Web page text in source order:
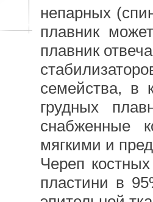
непарных
плавник
плавник
семейства, в
грудных
снабженные
мягкими и
Череп
пластини в